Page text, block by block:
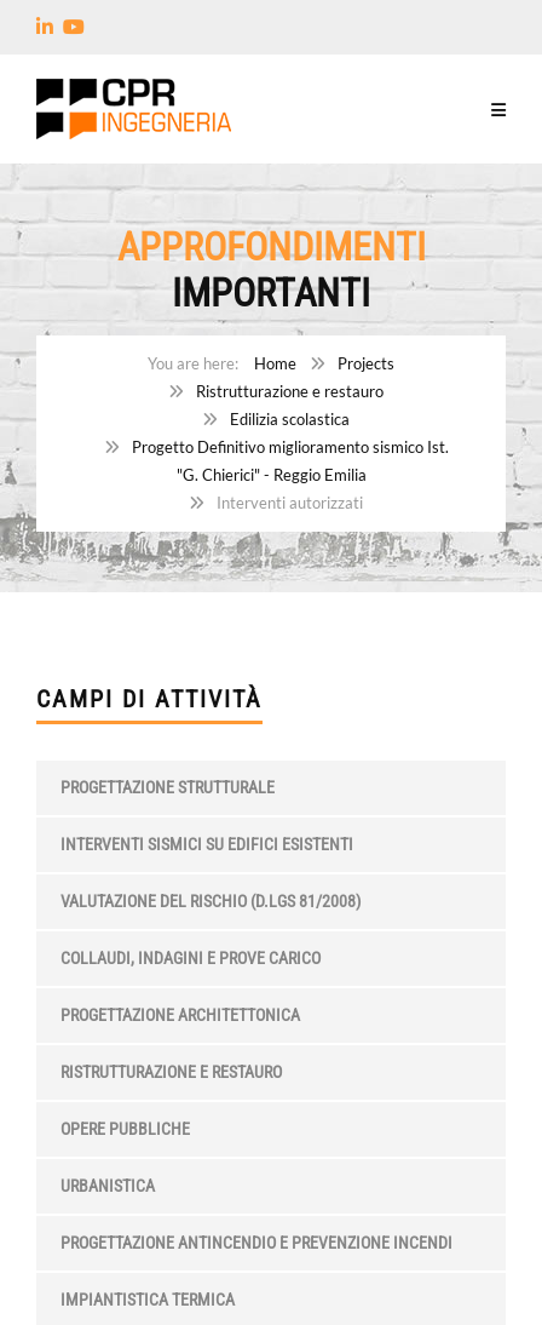
APPROFONDIMENTI
IMPORTANTI
Home
Projects
Ristrutturazione e restauro
Edilizia scolastica
Progetto Definitivo miglioramento sismico Ist.
"G. Chierici" - Reggio Emilia
Interventi autorizzati
CAMPI DI ATTIVITÀ
PROGETTAZIONE STRUTTURALE
INTERVENTI SISMICI SU EDIFICI ESISTENTI
VALUTAZIONE DEL RISCHIO (D.LGS 81/2008)
COLLAUDI, INDAGINI E PROVE CARICO
PROGETTAZIONE ARCHITETTONICA
RISTRUTTURAZIONE E RESTAURO
OPERE PUBBLICHE
URBANISTICA
PROGETTAZIONE ANTINCENDIO E PREVENZIONE INCENDI
IMPIANTISTICA TERMICA